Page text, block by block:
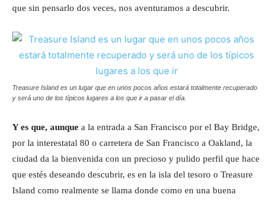
que sin pensarlo dos veces, nos aventuramos a descubrir.
Treasure Island es un lugar que en unos pocos años estará totalmente recuperado
y será uno de los típicos lugares a los que ir a pasar el día.
Y es que, aunque a la entrada a San Francisco por el Bay Bridge,
por la interestatal 80 o carretera de San Francisco a Oakland, la
ciudad da la bienvenida con un precioso y pulido perfil que hace
que estés deseando descubrir, es en la isla del tesoro o Treasure
Island como realmente se llama donde como en una buena